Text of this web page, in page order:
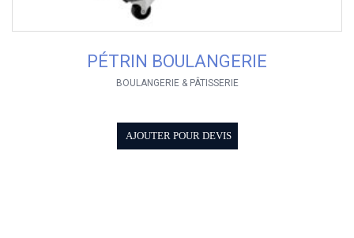
PÉTRIN BOULANGERIE
BOULANGERIE & PÂTISSERIE
AJOUTER POUR DEVIS